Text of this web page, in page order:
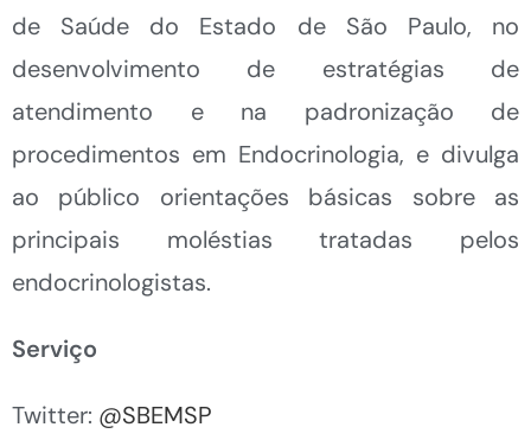
de Saúde do Estado de São Paulo, no
desenvolvimento de estratégias de
atendimento e na padronização de
procedimentos em Endocrinologia, e divulga
ao público orientações básicas sobre as
principais moléstias tratadas pelos
endocrinologistas.
Serviço
Twitter: @SBEMSP